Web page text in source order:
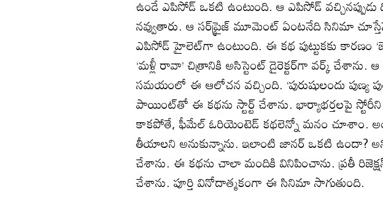
ఉండే ఎపిసోడ్‌ ఒకటి ఉంటుంది. ఆ ఎపిసోడ్
నవ్వుతారు. ఆ సర్‌ప్రైజ్ మూమెంట్ ఏంటనేది సినిమా
ఎపిసోడ్ హైలెట్‌గా ఉంటుంది. ఈ కథ పుట్టుకకు కారణం
‘మళ్లీ రావా’ చిత్రానికి అసిస్టెంట్ డైరెక్టర్‌గా వర్క్ చేశాను. ఆ
సమయంలో ఈ ఆలోచన వచ్చింది. ‘పురుషులందు పుణ్య
పాయింట్‌తో ఈ కథను స్టార్ట్ చేశాను. భార్యాభర్తలపై
కాకపోతే, ఫీమేల్ ఓరియెంటెడ్ కథలెన్నో మనం చూశాం.
తీయాలని అనుకున్నాను. ఇలాంటి జానర్ ఒకటి ఉందా? అని
చేశాను. ఈ కథను చాలా మందికి వినిపించాను. ప్రతీ
చేశాను. పూర్తి వినోదాత్మకంగా ఈ సినిమా సాగుతుంది.